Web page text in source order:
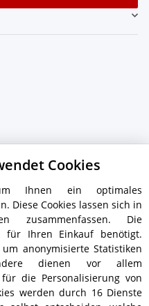
Cookies
Ihnen ein optimales
Diese Cookies lassen sich in
zusammenfassen. Die
für Ihren Einkauf benötigt.
anonymisierte Statistiken
dienen vor allem
die Personalisierung von
werden durch 16 Dienste